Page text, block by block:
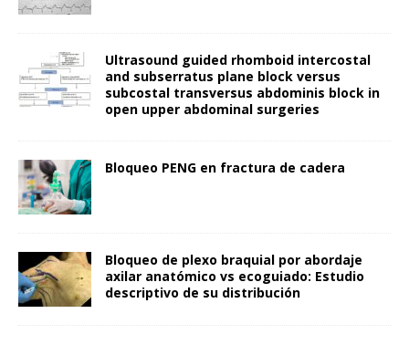
Ultrasound guided rhomboid intercostal
and subserratus plane block versus
subcostal transversus abdominis block in
open upper abdominal surgeries
Bloqueo PENG en fractura de cadera
Bloqueo de plexo braquial por abordaje
axilar anatómico vs ecoguiado: Estudio
descriptivo de su distribución